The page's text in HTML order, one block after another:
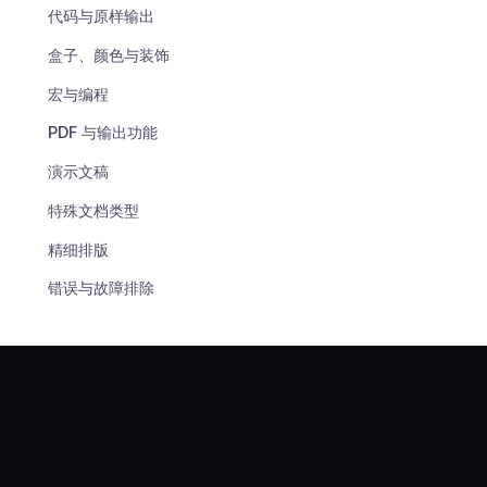
代码与原样输出
盒子、颜色与装饰
宏与编程
PDF 与输出功能
演示文稿
特殊文档类型
精细排版
错误与故障排除